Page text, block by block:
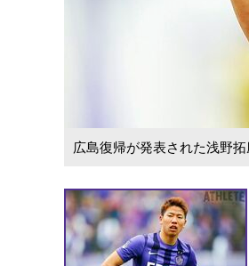
広島復帰が発表された浅野